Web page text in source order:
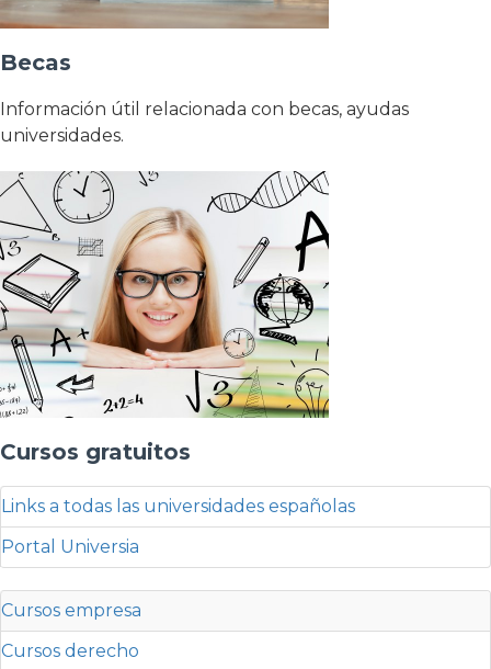
Becas
Información útil relacionada con becas, ayudas
universidades.
Cursos gratuitos
Links a todas las universidades españolas
Portal Universia
Cursos empresa
Cursos derecho